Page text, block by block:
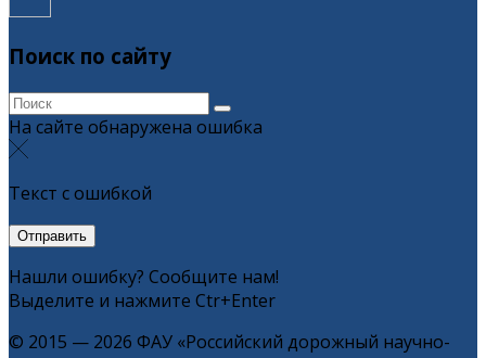
Поиск по сайту
На сайте обнаружена ошибка
Текст с ошибкой
Нашли ошибку? Сообщите нам!
Выделите и нажмите Ctr+Enter
© 2015 — 2026 ФАУ «Российский дорожный научно-